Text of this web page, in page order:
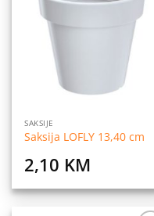
na
listu
SAKSIJE
Saksija LOFLY 13,40 cm
2,10 KM